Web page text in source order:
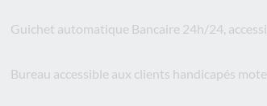
Guichet automatique Bancaire 24h/24,
Bureau accessible aux clients handicapés